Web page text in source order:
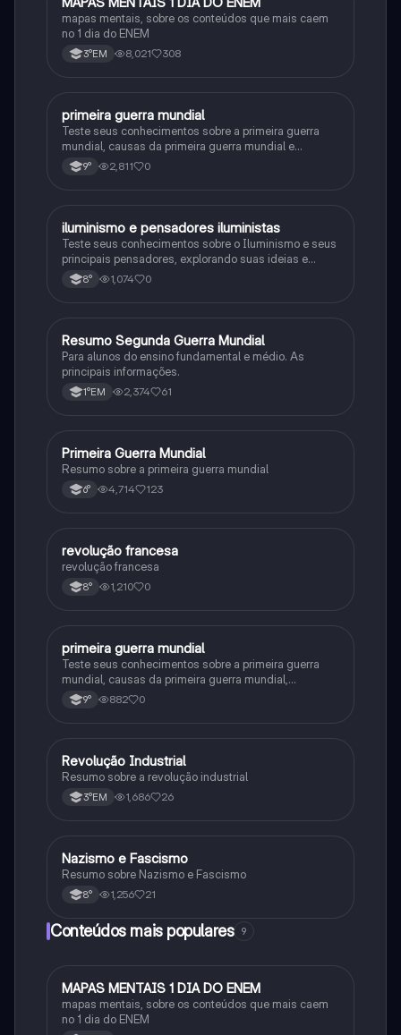
mapas mentais, sobre os conteúdos que mais caem
no 1 dia do ENEM
3°EM 8,021 308
História
primeira guerra mundial
Teste seus conhecimentos sobre a primeira guerra
mundial, causas da primeira guerra mundial e
consequências da Primeira Guerra Mundial, fases da
primeira guerra mundial
9° 2,811 0
História
iluminismo e pensadores iluministas
Teste seus conhecimentos sobre o Iluminismo e seus
principais pensadores, explorando suas ideias e
impacto histórico.
8° 1,074 0
História
Resumo Segunda Guerra Mundial
Para alunos do ensino fundamental e médio. As
principais informações.
1°EM 2,374 61
História
Primeira Guerra Mundial
Resumo sobre a primeira guerra mundial
6° 4,714 123
História
revolução francesa
revolução francesa
8° 1,210 0
História
primeira guerra mundial
Teste seus conhecimentos sobre a primeira guerra
mundial, causas da primeira guerra mundial,
consequências da Primeira Guerra Mundial,fases da
primeira guerra mundial
9° 882 0
História
Revolução Industrial
Resumo sobre a revolução industrial
3°EM 1,686 26
História
Nazismo e Fascismo
Resumo sobre Nazismo e Fascismo
8° 1,256 21
Conteúdos mais populares 9
Português
MAPAS MENTAIS 1 DIA DO ENEM
mapas mentais, sobre os conteúdos que mais caem
no 1 dia do ENEM